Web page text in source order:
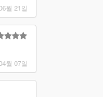
월 21일
월 07일